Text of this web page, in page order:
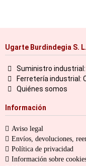
Ugarte Burdindegia S. L.
Suministro industrial:
Ferretería industrial:
Quiénes somos
Información
Aviso legal
Envíos, devoluciones,
Política de privacidad
Información sobre